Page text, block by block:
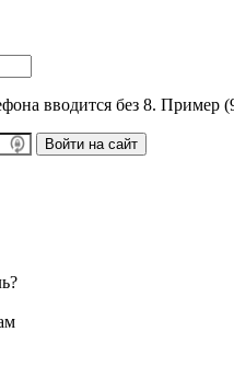
вводится без 8. Пример
Войти на сайт